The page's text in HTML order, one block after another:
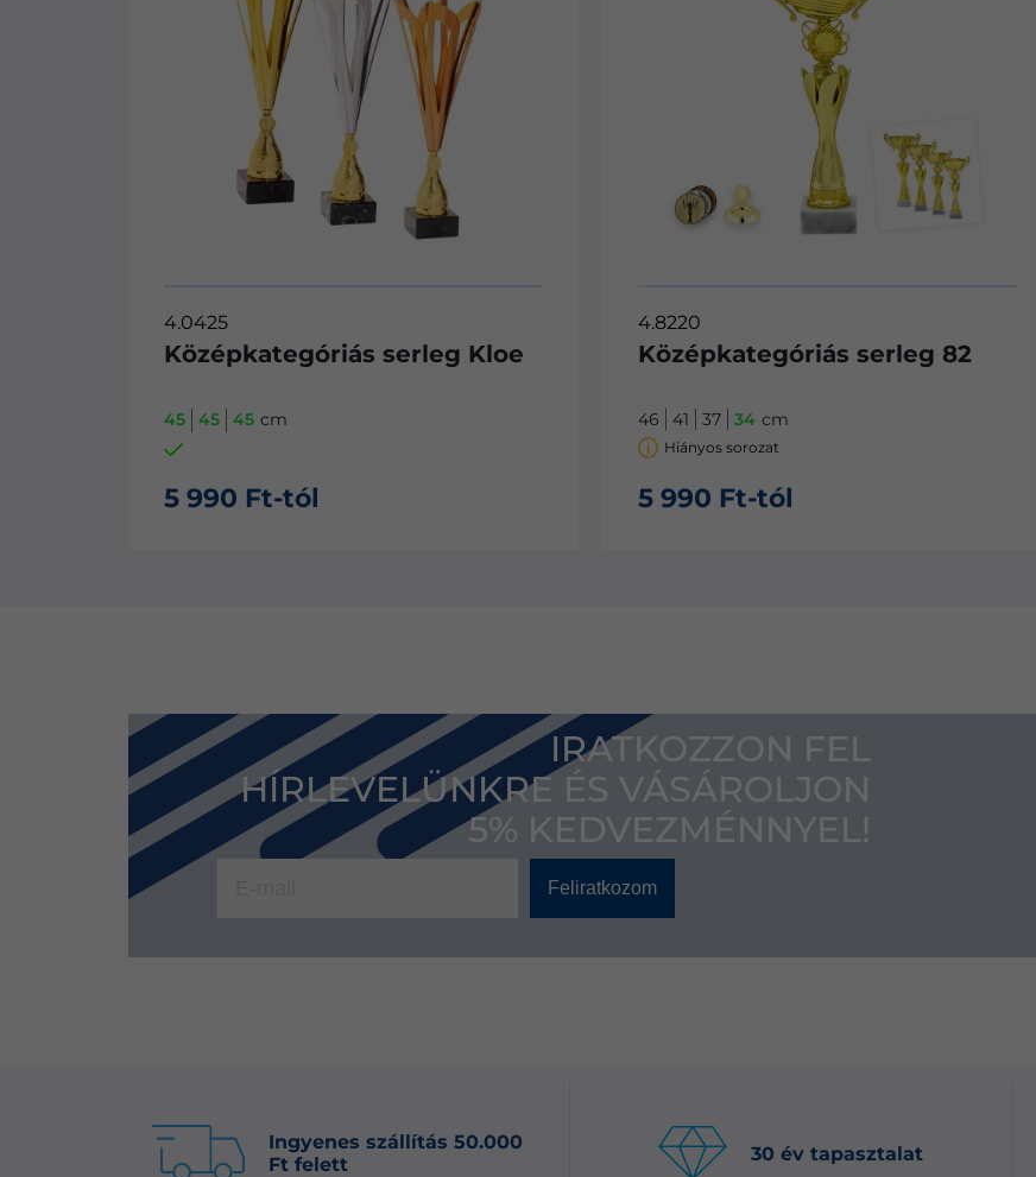
Középkategóriás serleg 82
46 41
5 990 Ft-tól
Középkategóriás serleg 38
40 38 35
Nincs készleten
6 690 Ft-tól
IRATKOZZON FEL
HÍRLEVELÜNKRE ÉS VÁSÁROLJON
5% KEDVEZMÉNNYEL!
Feliratkozom
Ingyenes szállítás 50.000
Ft felett
30 év tapasztalat